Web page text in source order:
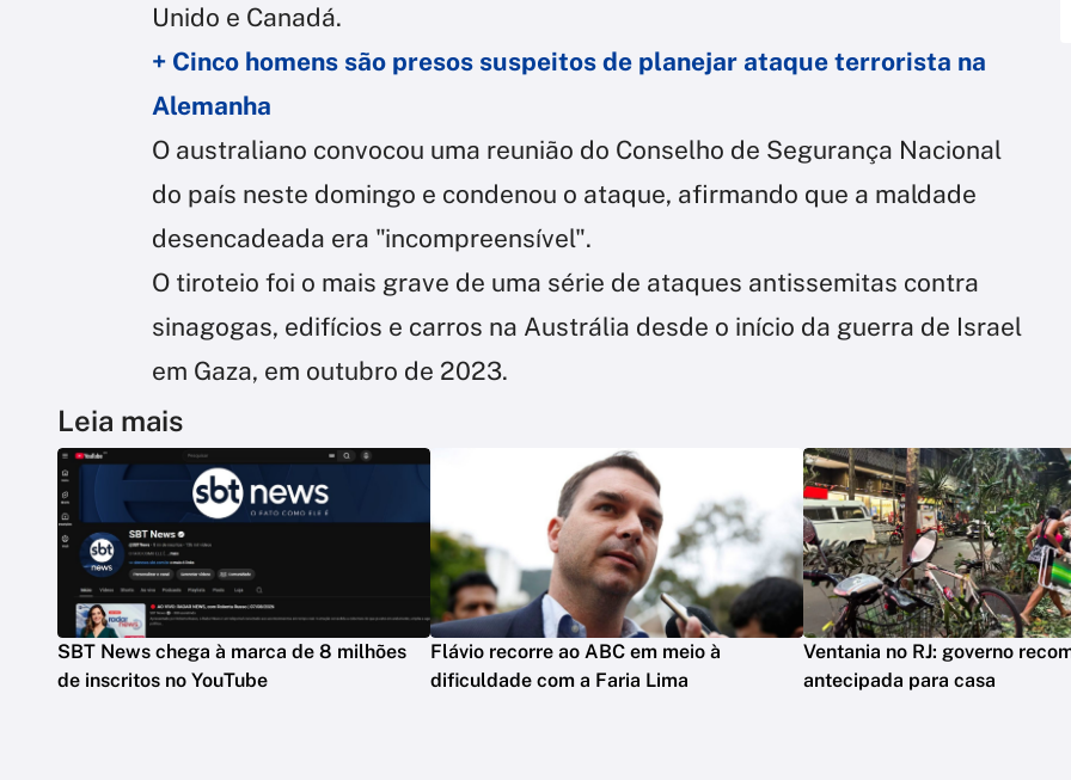
Unido e Canadá.
+ Cinco homens são presos suspeitos de planejar ataque terrorista na
Alemanha
O australiano convocou uma reunião do Conselho de Segurança Nacional
do país neste domingo e condenou o ataque, afirmando que a maldade
desencadeada era "incompreensível".
O tiroteio foi o mais grave de uma série de ataques antissemitas contra
sinagogas, edifícios e carros na Austrália desde o início da guerra de Israel
em Gaza, em outubro de 2023.
Leia mais
SBT News chega à marca de 8 milhões
de inscritos no YouTube
Flávio recorre ao ABC em meio à
dificuldade com a Faria Lima
Ventania no RJ: governo
antecipada para casa